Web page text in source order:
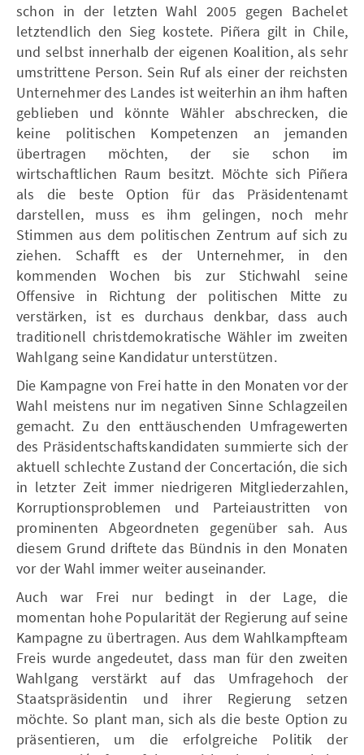
schon in der letzten Wahl 2005 gegen Bachelet
letztendlich den Sieg kostete. Piñera gilt in Chile,
und selbst innerhalb der eigenen Koalition, als sehr
umstrittene Person. Sein Ruf als einer der reichsten
Unternehmer des Landes ist weiterhin an ihm haften
geblieben und könnte Wähler abschrecken, die
keine politischen Kompetenzen an jemanden
übertragen möchten, der sie schon im
wirtschaftlichen Raum besitzt. Möchte sich Piñera
als die beste Option für das Präsidentenamt
darstellen, muss es ihm gelingen, noch mehr
Stimmen aus dem politischen Zentrum auf sich zu
ziehen. Schafft es der Unternehmer, in den
kommenden Wochen bis zur Stichwahl seine
Offensive in Richtung der politischen Mitte zu
verstärken, ist es durchaus denkbar, dass auch
traditionell christdemokratische Wähler im zweiten
Wahlgang seine Kandidatur unterstützen.
Die Kampagne von Frei hatte in den Monaten vor der
Wahl meistens nur im negativen Sinne Schlagzeilen
gemacht. Zu den enttäuschenden Umfragewerten
des Präsidentschaftskandidaten summierte sich der
aktuell schlechte Zustand der Concertación, die sich
in letzter Zeit immer niedrigeren Mitgliederzahlen,
Korruptionsproblemen und Parteiaustritten von
prominenten Abgeordneten gegenüber sah. Aus
diesem Grund driftete das Bündnis in den Monaten
vor der Wahl immer weiter auseinander.
Auch war Frei nur bedingt in der Lage, die
momentan hohe Popularität der Regierung auf seine
Kampagne zu übertragen. Aus dem Wahlkampfteam
Freis wurde angedeutet, dass man für den zweiten
Wahlgang verstärkt auf das Umfragehoch der
Staatspräsidentin und ihrer Regierung setzen
möchte. So plant man, sich als die beste Option zu
präsentieren, um die erfolgreiche Politik der